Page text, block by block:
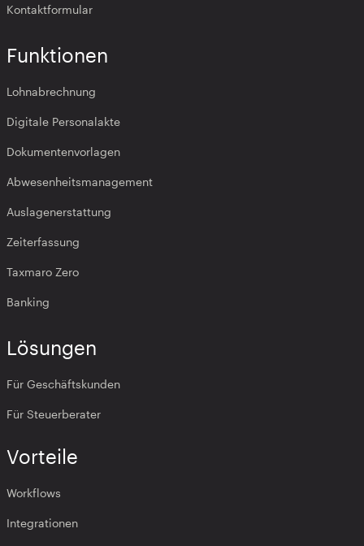
Kontaktformular
Funktionen
Lohnabrechnung
Digitale Personalakte
Dokumentenvorlagen
Abwesenheitsmanagement
Auslagenerstattung
Zeiterfassung
Taxmaro Zero
Banking
Lösungen
Für Geschäftskunden
Für Steuerberater
Vorteile
Workflows
Integrationen